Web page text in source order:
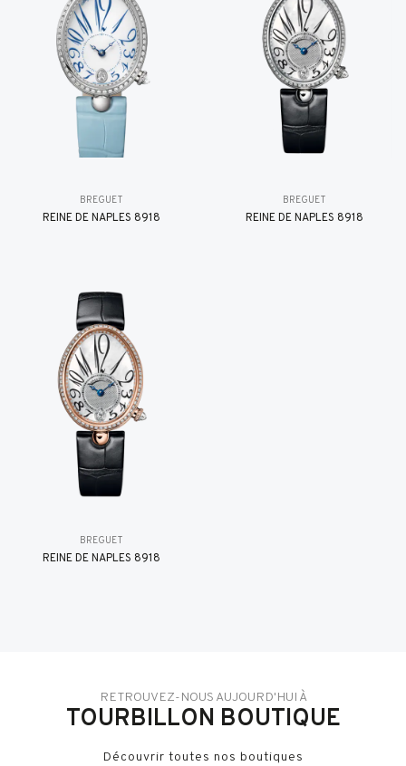
BREGUET
REINE DE NAPLES 8918
BREGUET
REINE DE NAPLES 8918
BREGUET
REINE DE NAPLES 8918
RETROUVEZ-NOUS AUJOURD'HUI À
TOURBILLON BOUTIQUE
Découvrir toutes nos boutiques